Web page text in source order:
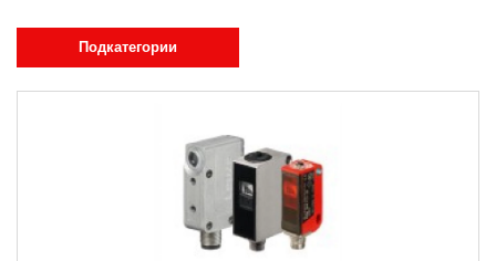
Подкатегории